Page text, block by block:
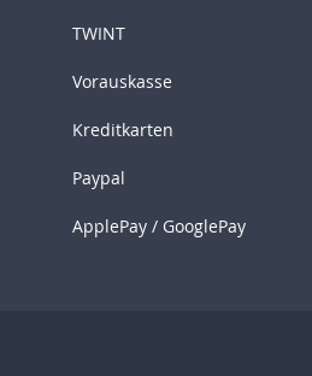
TWINT
Vorauskasse
Kreditkarten
Paypal
ApplePay / GooglePay